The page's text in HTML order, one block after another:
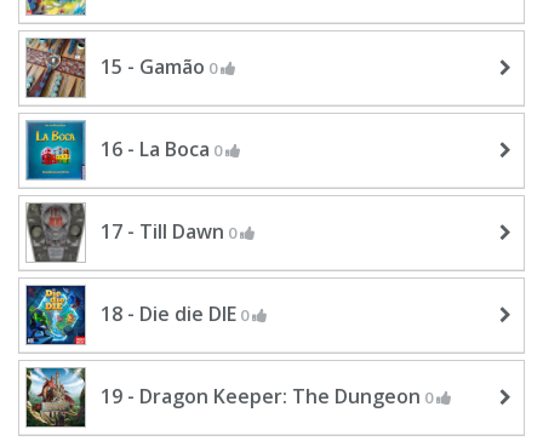
15 - Gamão 0
16 - La Boca 0
17 - Till Dawn 0
18 - Die die DIE 0
19 - Dragon Keeper: The Dungeon 0